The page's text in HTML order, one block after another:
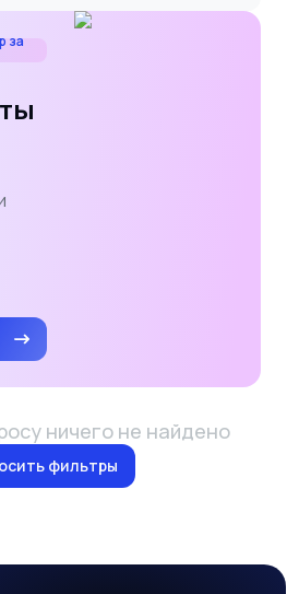
за
ничего не найдено
фильтры